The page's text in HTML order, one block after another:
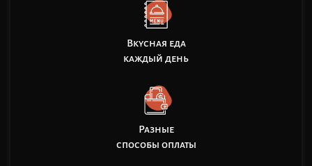
Вкусная еда
каждый день
Разные
способы оплаты